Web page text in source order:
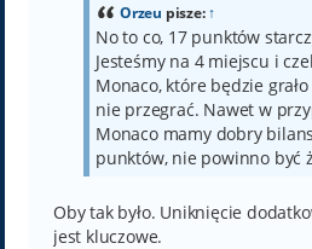
Orzeu pisze:↑
No to co, 17 punktów
Jesteśmy na 4 miejscu i
Monaco, które będzie
nie przegrać. Nawet w
Monaco mamy dobry
punktów, nie powinno być
Oby tak było. Uniknięcie
jest kluczowe.